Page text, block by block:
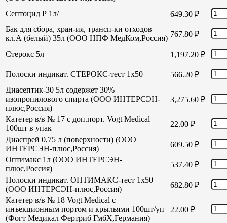
Септоцид Р 1л/
649.30 ₽
Бак для сбора, хран-ия, трансп-ки отходов
кл.А (белый) 35л (ООО НПФ МедКом,Россия) 767.80 ₽
Стерокс 5л 1,197.20 ₽
Полоски индикат. СТЕРОКС-тест 1х50 566.20 ₽
Диасептик-30 5л содержет 30%
изопропилового спирта (ООО ИНТЕРСЭН-
плюс,Россия)
3,275.60 ₽
Катетер в/в № 17 с доп.порт. Vogt Medical
100шт в упак
22.00 ₽
Диаспрей 0,75 л (поверхности) (ООО
ИНТЕРСЭН-плюс,Россия)
609.50 ₽
Оптимакс 1л (ООО ИНТЕРСЭН-
плюс,Россия)
537.40 ₽
Полоски индикат. ОПТИМАКС-тест 1х50
(ООО ИНТЕРСЭН-плюс,Россия)
682.80 ₽
Катетер в/в № 18 Vogt Medical с
инъекционным портом и крыльями 100шт/уп
(Фогт Медикал Фертриб ГмбХ,Германия)
22.00 ₽